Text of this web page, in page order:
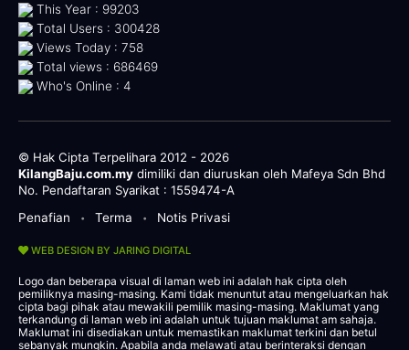
This Year : 99203
Total Users : 300428
Views Today : 758
Total views : 686469
Who's Online : 4
© Hak Cipta Terpelihara 2012 - 2026
KilangBaju.com.my dimiliki dan diuruskan oleh Mafeya Sdn Bhd
No. Pendaftaran Syarikat : 1559474-A
Penafian
• Terma • Notis Privasi
WEB DESIGN BY JARING DIGITAL
Logo dan beberapa visual di laman web ini adalah hak cipta oleh
pemiliknya masing-masing. Kami tidak menuntut atau mengeluarkan hak
cipta bagi pihak atau mewakili pemilik masing-masing. Maklumat yang
terkandung di laman web ini adalah untuk tujuan maklumat am sahaja.
Maklumat ini disediakan untuk memastikan maklumat terkini dan betul
sebanyak mungkin. Apabila anda melawati atau berinteraksi dengan